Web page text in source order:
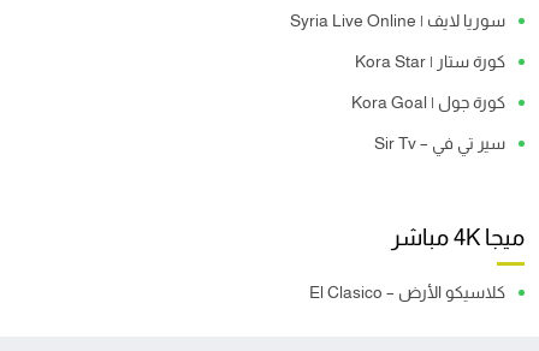
سوريا لايف | Syria Live Online
كورة ستار | Kora Star
كورة جول | Kora Goal
سير تي في – Sir Tv
ميجا 4K مباشر
كلاسيكو الأرض – El Clasico